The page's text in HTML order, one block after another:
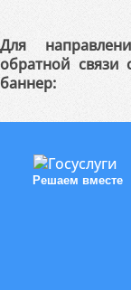
Для
обратной связи
баннер:
Решаем вместе